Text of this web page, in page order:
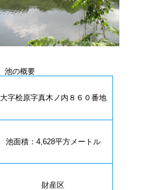
池の概要
大字桧原字真木ノ内８６０番地
池面積：4,628平方メートル
財産区